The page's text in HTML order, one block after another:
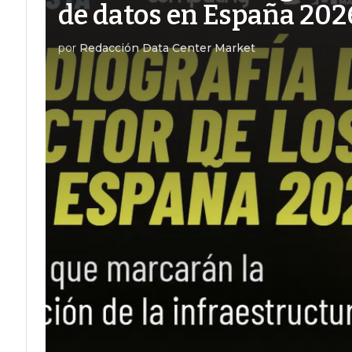
de datos en España
por Redacción Data Center Market